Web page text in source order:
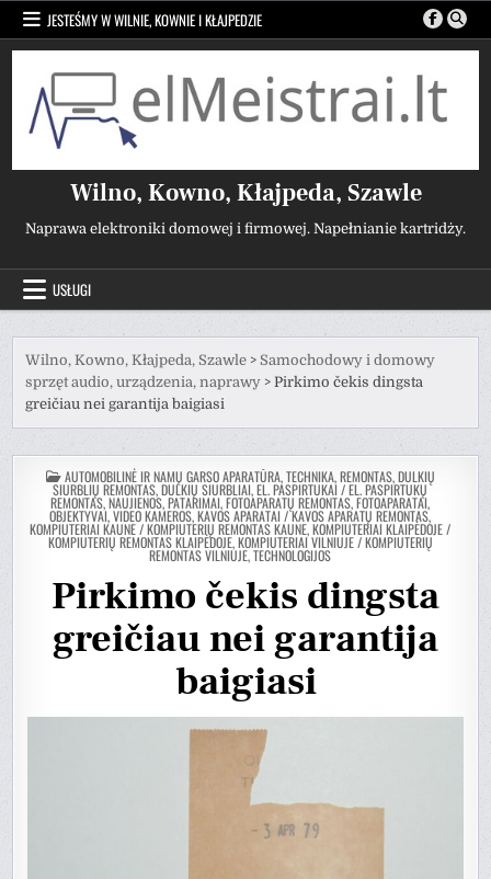
Przejdź
treści
JESTEŚMY W WILNIE, KOWNIE I KŁAJPEDZIE
Wilno, Kowno, Kłajpeda, Szawle
Naprawa elektroniki domowej i firmowej. Napełnianie kartridży.
USŁUGI
Wilno, Kowno, Kłajpeda, Szawle > Samochodowy i domowy
sprzęt audio, urządzenia, naprawy >Pirkimo čekis dingsta
greičiau nei garantija baigiasi
POSTED
IN
AUTOMOBILINĖ IR NAMŲ GARSO APARATŪRA, TECHNIKA, REMONTAS,DULKIŲ
SIURBLIŲ REMONTAS, DULKIŲ SIURBLIAI,EL. PASPIRTUKAI / EL. PASPIRTUKŲ
REMONTAS, NAUJIENOS, PATARIMAI,FOTOAPARATŲ REMONTAS, FOTOAPARATAI,
OBJEKTYVAI, VIDEO KAMEROS,KAVOS APARATAI / KAVOS APARATŲ REMONTAS,
KOMPIUTERIAI KAUNE / KOMPIUTERIŲ REMONTAS KAUNE,KOMPIUTERIAI KLAIPĖDOJE /
KOMPIUTERIŲ REMONTAS KLAIPĖDOJE,KOMPIUTERIAI VILNIUJE / KOMPIUTERIŲ
REMONTAS VILNIUJE,TECHNOLOGIJOS
Pirkimo čekis dingsta
greičiau nei garantija
baigiasi